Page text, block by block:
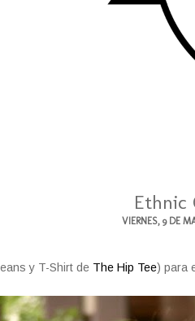
Ethnic
VIERNES, 9 DE
y T-Shirt de The Hip Tee) para